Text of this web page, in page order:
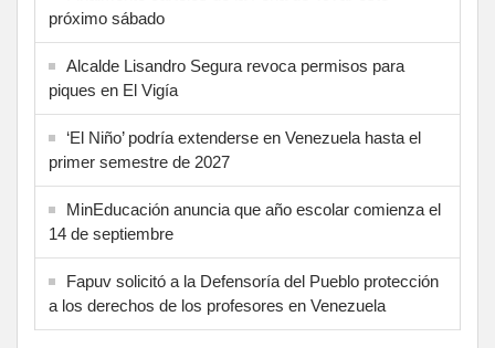
próximo sábado
Alcalde Lisandro Segura revoca permisos para
piques en El Vigía
‘El Niño’ podría extenderse en Venezuela hasta el
primer semestre de 2027
MinEducación anuncia que año escolar comienza el
14 de septiembre
Fapuv solicitó a la Defensoría del Pueblo protección
a los derechos de los profesores en Venezuela